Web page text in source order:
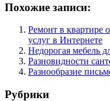
Похожие записи:
Ремонт в квартире
услуг в Интернете
Недорогая мебель
Разновидности
Разнообразие
Рубрики